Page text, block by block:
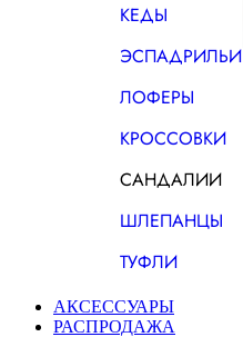
КЕДЫ
ЭСПАДРИЛЬИ
ЛОФЕРЫ
КРОССОВКИ
САНДАЛИИ
ШЛЕПАНЦЫ
ТУФЛИ
АКСЕССУАРЫ
РАСПРОДАЖА